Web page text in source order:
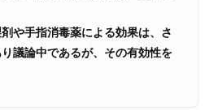
や手指消毒薬による効果は、さ
議論中であるが、その有効性を